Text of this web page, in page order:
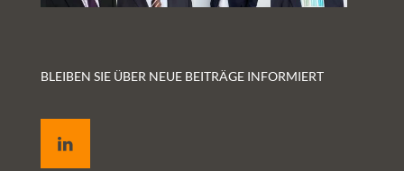
BLEIBEN SIE ÜBER NEUE BEITRÄGE INFORMIERT